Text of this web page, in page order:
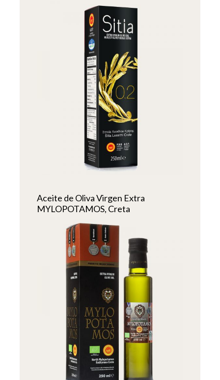
Aceite de Oliva Virgen Extra
MYLOPOTAMOS, Creta